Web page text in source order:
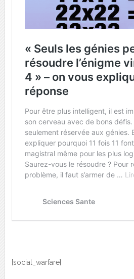
[social_warfare]